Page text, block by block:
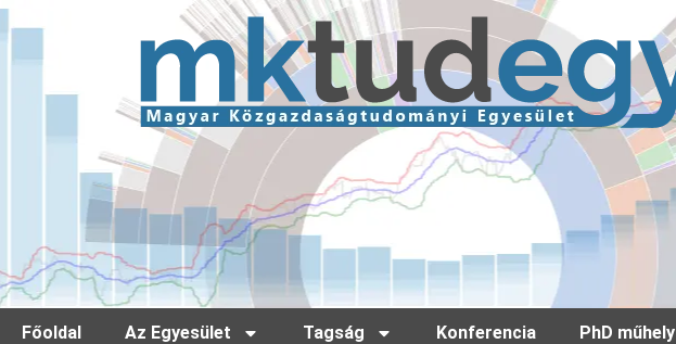
Főoldal Az Egyesület Tagság Konferencia PhD műhely